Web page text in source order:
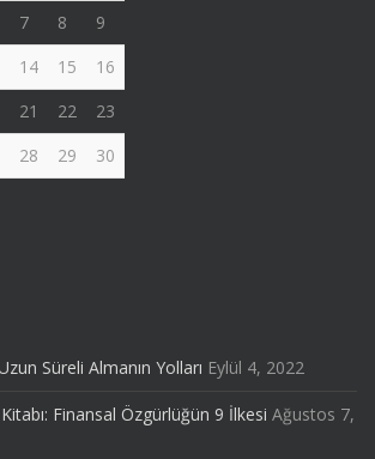
7 8
9
14 15
16
21 22
23
28 29
30
Süreli Almanın Yolları Eylül 4, 2022
Finansal Özgürlüğün 9 İlkesi Ağustos 7,